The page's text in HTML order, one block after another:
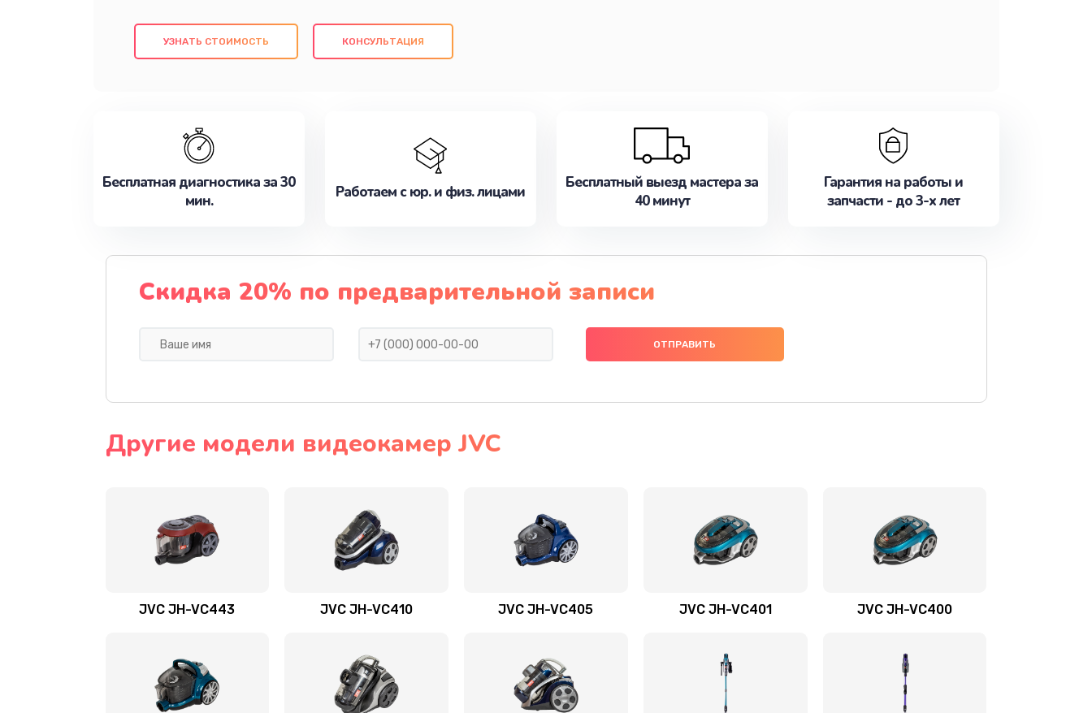
клиентам надежное и профессиональное обслуживание, удовлетворяя их
потребности наилучшим образом. Не медлите записаться на ремонт уже
УЗНАТЬ СТОИМОСТЬ КОНСУЛЬТАЦИЯ
Бесплатная диагностика за 30
мин.
Работаем с юр. и физ. лицами
Бесплатный выезд мастера за
40 минут
Гарантия на работы и
запчасти - до 3-х лет
Скидка 20% по предварительной записи
Другие модели видеокамер JVC
JVC JH-VC443 JVC JH-VC410 JVC JH-VC405 JVC JH-VС401 JVC JH-VС400